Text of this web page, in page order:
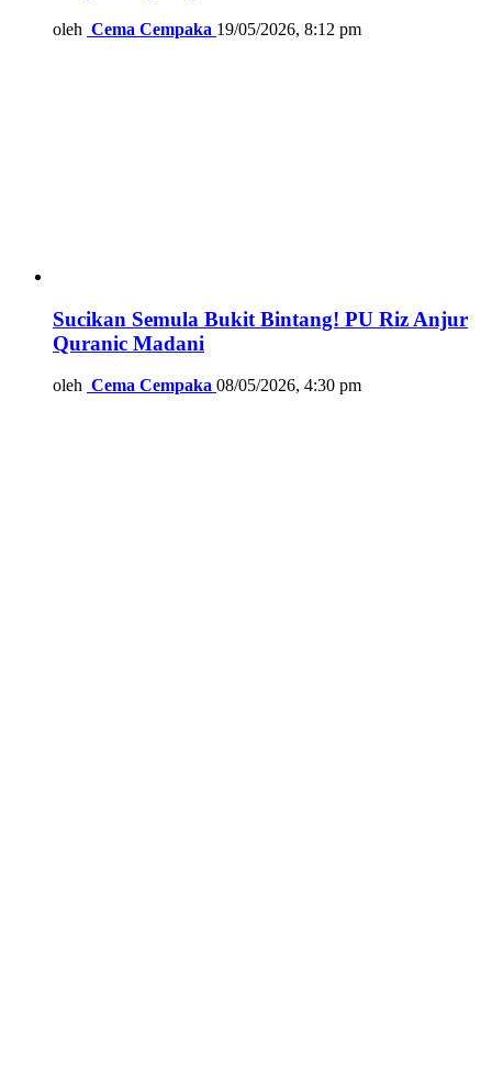
oleh Cema Cempaka 19/05/2026, 8:12 pm
Sucikan Semula Bukit Bintang! PU Riz Anjur
Quranic Madani
oleh Cema Cempaka 08/05/2026, 4:30 pm